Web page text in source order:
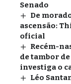
Senado
De
ascensão:
oficial
Recém-
de tambor
investiga o
Léo